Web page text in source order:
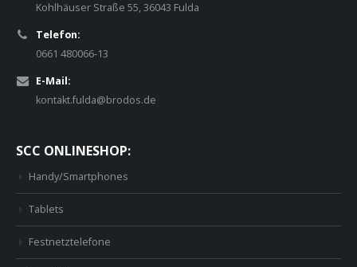
Kohlhäuser Straße 55, 36043 Fulda
Telefon:
0661 480066-13
E-Mail:
kontakt.fulda@brodos.de
SCC ONLINESHOP:
Handy/Smartphones
Tablets
Festnetztelefone